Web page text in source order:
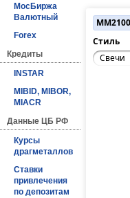
МосБиржа
Валютный
Forex
Кредиты
INSTAR
MIBID, MIBOR,
MIACR
Данные ЦБ РФ
Курсы
драгметаллов
Ставки
привлечения
по депозитам
Стиль
Свечи